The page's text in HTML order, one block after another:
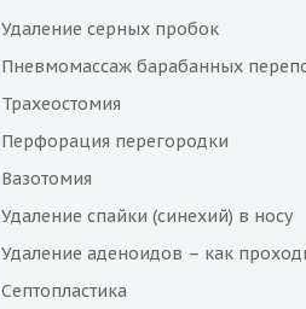
Удаление серных пробок
Пневмомассаж барабанных
Трахеостомия
Перфорация перегородки
Вазотомия
Удаление спайки (синехий) в носу
Удаление аденоидов – как
Септопластика